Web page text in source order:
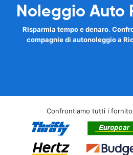
Noleggio Auto
Risparmia tempo e denaro.
compagnie di autonoleggio a
Confrontiamo tutti i